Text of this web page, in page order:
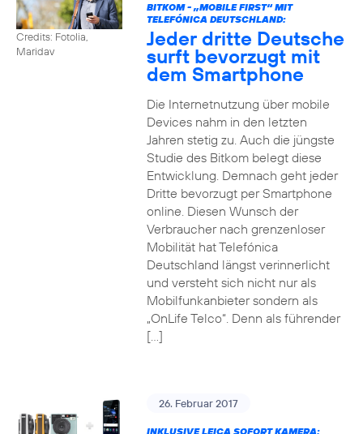
Credits: Fotolia,
Maridav
BITKOM - „MOBILE FIRST“ MIT
TELEFÓNICA DEUTSCHLAND:
Jeder dritte Deutsche
surft bevorzugt mit
dem Smartphone
Die Internetnutzung über mobile
Devices nahm in den letzten
Jahren stetig zu. Auch die jüngste
Studie des Bitkom belegt diese
Entwicklung. Demnach geht jeder
Dritte bevorzugt per Smartphone
online. Diesen Wunsch der
Verbraucher nach grenzenloser
Mobilität hat Telefónica
Deutschland längst verinnerlicht
und versteht sich nicht nur als
Mobilfunkanbieter sondern als
„OnLife Telco“. Denn als führender
[…]
26. Februar 2017
INKLUSIVE LEICA SOFORT KAMERA: